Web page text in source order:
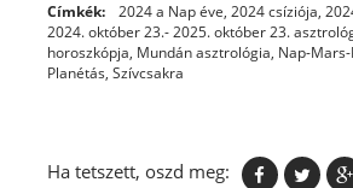
Címkék: 2024 a Nap éve, 2024 csíziója,
2024. október 23.- 2025. október 23.
horoszkópja, Mundán asztrológia, Nap-
Planétás, Szívcsakra
Ha tetszett, oszd meg: